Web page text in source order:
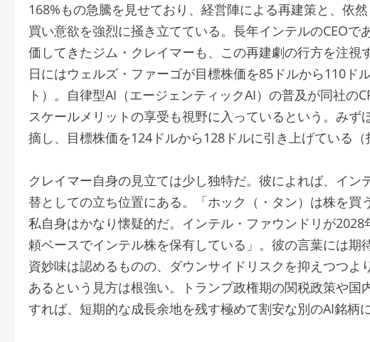
168%もの急騰を見せており、経営陣による再建策と、依
買い意欲を強烈に掻き立てている。長年インテルのCEO
価してきたジム・クレイマーも、この再建劇の行方を注視
日にはウェルズ・ファーゴが目標株価を85ドルから110ド
ト）。自律型AI（エージェンティックAI）の普及が同社の
スケールメリットの享受も視野に入っているという。み
摘し、目標株価を124ドルから128ドルに引き上げている（
クレイマー自身の見立ては少し独特だ。彼によれば、イ
替としての立ち位置にある。「ホック（・タン）は株を買
私自身はかなり懐疑的だ。インテル・ファウンドリが
頼ベースでインテル株を保有している」。彼の言葉には
資妙味は認めるものの、ダウンサイドリスクを抑えつつよ
あるという見方は根強い。トランプ政権期の関税政策や
すれば、短期的な成長余地を残す極めて割安な別のAI銘柄